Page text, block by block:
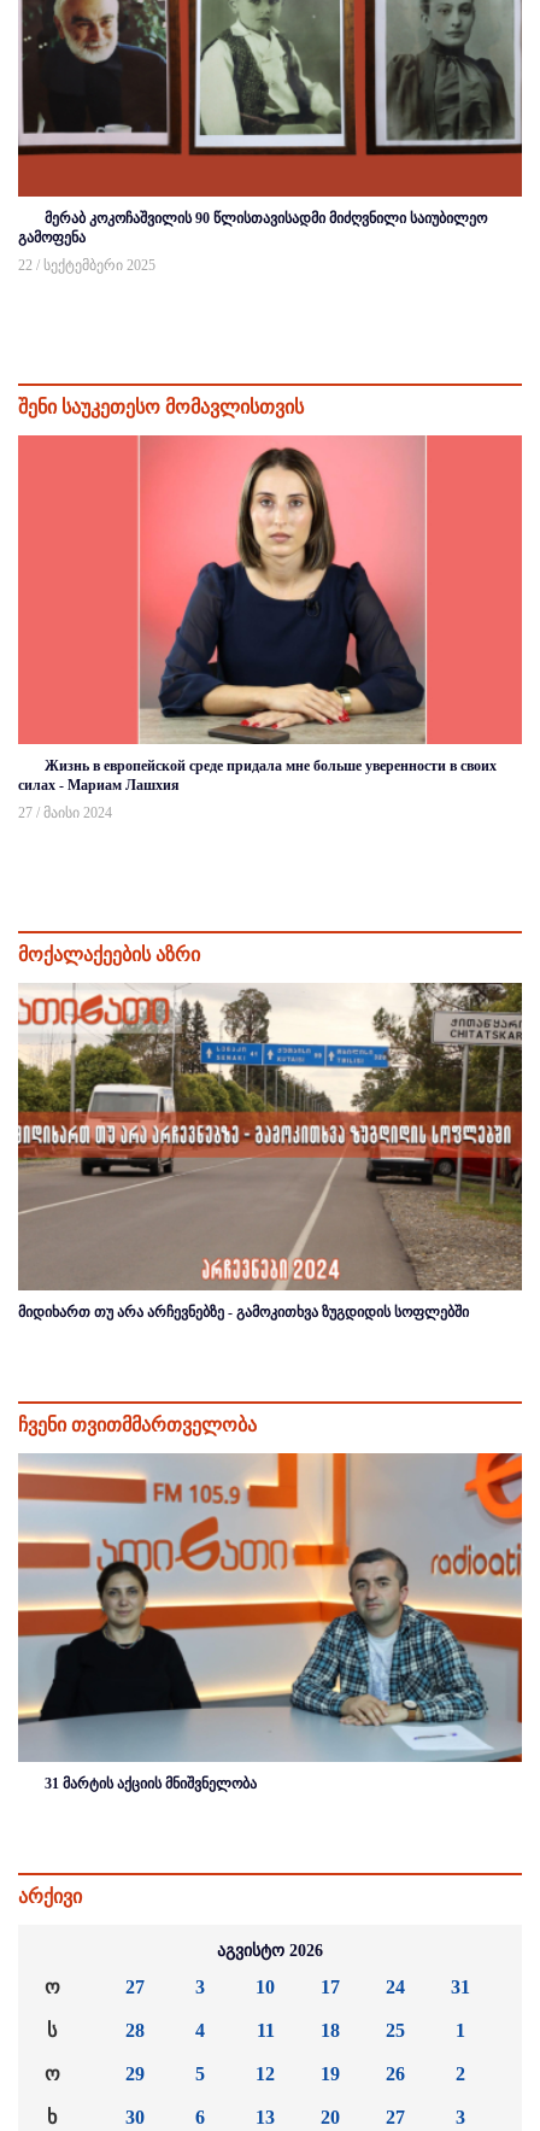
მერაბ კოკოჩაშვილის 90 წლისთავისადმი მიძღვნილი საიუბილეო
გამოფენა
22 / სექტემბერი 2025
შენი საუკეთესო მომავლისთვის
Жизнь в европейской среде придала мне больше уверенности в своих
силах - Мариам Лашхия
27 / მაისი 2024
მოქალაქეების აზრი
მიდიხართ თუ არა არჩევნებზე - გამოკითხვა ზუგდიდის სოფლებში
ჩვენი თვითმმართველობა
31 მარტის აქციის მნიშვნელობა
არქივი
აგვისტო 2026
ო
ს
ო
ხ
27
28
29
30
3
4
5
6
10
11
12
13
17
18
19
20
24
25
26
27
31
1
2
3